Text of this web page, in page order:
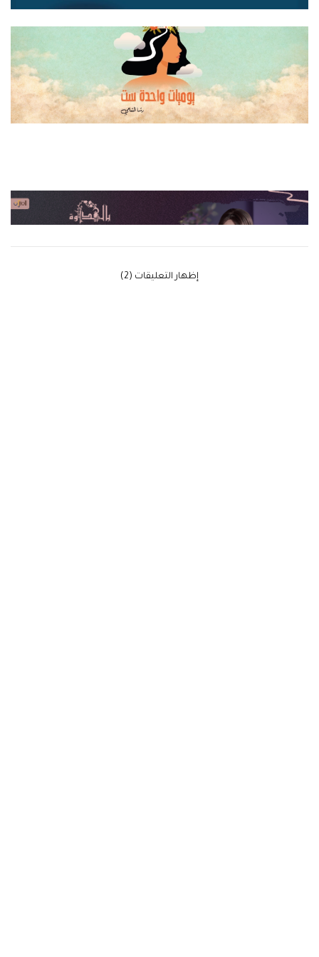
‫إظهار التعليقات (2)